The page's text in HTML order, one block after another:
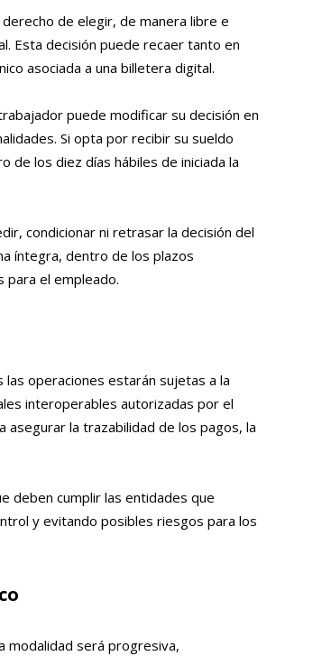
de elegir, de manera libre e
Esta decisión puede recaer tanto en
asociada a una billetera digital.
puede modificar su decisión en
Si opta por recibir su sueldo
de los diez días hábiles de iniciada la
condicionar ni retrasar la decisión del
íntegra, dentro de los plazos
para el empleado.
operaciones estarán sujetas a la
interoperables autorizadas por el
asegurar la trazabilidad de los pagos, la
deben cumplir las entidades que
y evitando posibles riesgos para los
modalidad será progresiva,